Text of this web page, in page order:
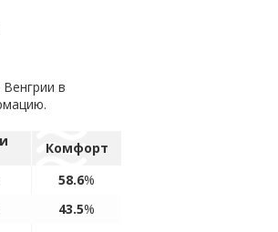
в
Комфорт
58.6%
43.5%